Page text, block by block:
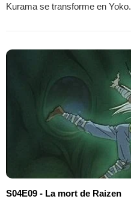
Kurama se transforme en Yoko.
S04E09 - La mort de Raizen